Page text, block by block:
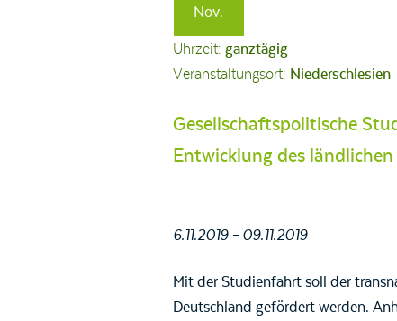
Nov.
Uhrzeit: ganztägig
Veranstaltungsort: Niederschlesien
Gesellschaftspolitische
Entwicklung des
6.11.2019 – 09.11.2019
Mit der Studienfahrt soll der
Deutschland gefördert werden.